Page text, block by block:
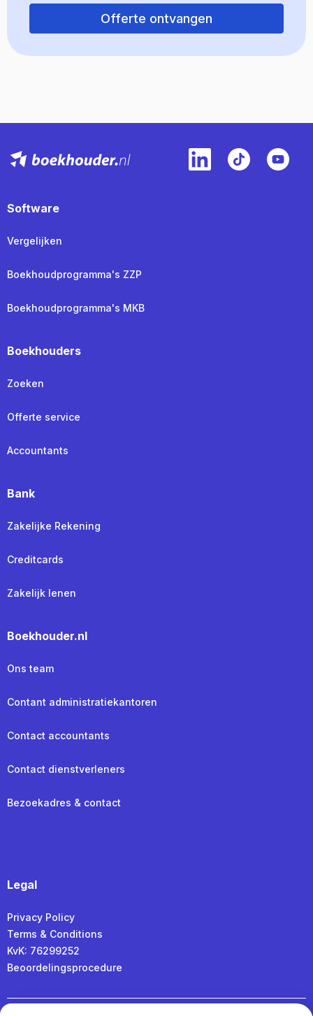
Offerte ontvangen
Software
Vergelijken
Boekhoudprogramma's ZZP
Boekhoudprogramma's MKB
Boekhouders
Zoeken
Offerte service
Accountants
Bank
Zakelijke Rekening
Creditcards
Zakelijk lenen
Boekhouder.nl
Ons team
Contant administratiekantoren
Contact accountants
Contact dienstverleners
Bezoekadres & contact
Legal
Privacy Policy
Terms & Conditions
KvK: 76299252
Beoordelingsprocedure